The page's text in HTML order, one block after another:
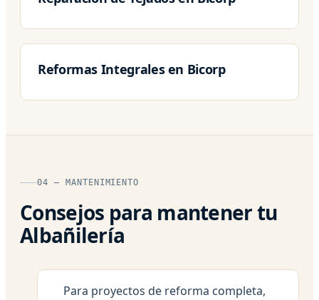
Reformas Integrales en Bicorp
04 — MANTENIMIENTO
Consejos para mantener tu
Albañilería
Para proyectos de reforma completa,